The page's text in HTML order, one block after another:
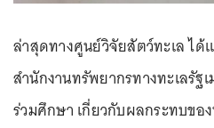
ล่าสุดทางศูนย์วิจัยสัตว์ทะเล ได้
สำนักงานทรัพยากรทางทะเลรัฐ
ร่วมศึกษา เกี่ยวกับผลกระทบขอ